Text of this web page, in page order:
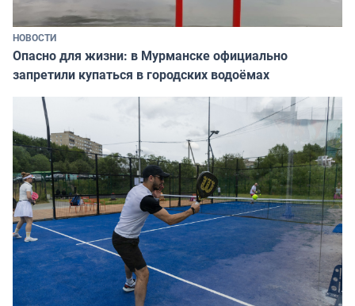
НОВОСТИ
Опасно для жизни: в Мурманске официально
запретили купаться в городских водоёмах